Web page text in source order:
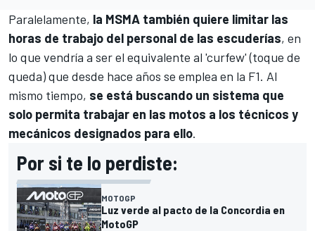
Paralelamente, la MSMA también quiere limitar las
horas de trabajo del personal de las escuderías, en
lo que vendría a ser el equivalente al 'curfew' (toque de
queda) que desde hace años se emplea en la F1. Al
mismo tiempo, se está buscando un sistema que
solo permita trabajar en las motos a los técnicos y
mecánicos designados para ello.
Por si te lo perdiste:
MOTOGP
Luz verde al pacto de la Concordia en
MotoGP